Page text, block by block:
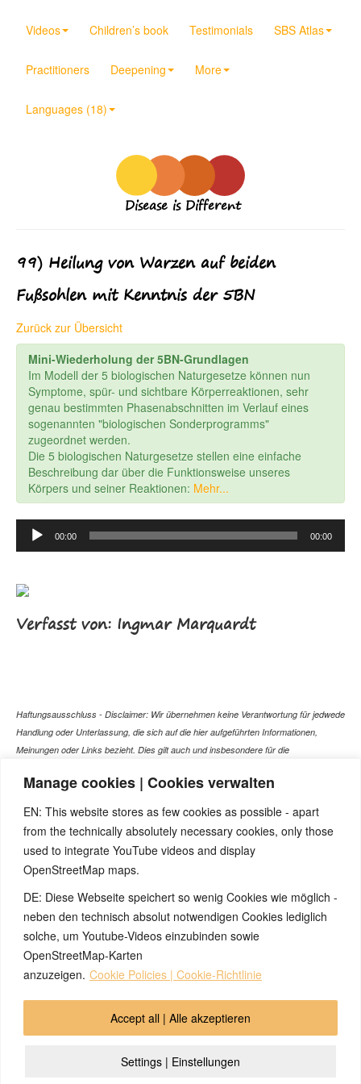
Manage cookies | Cookies verwalten
EN: This website stores as few cookies as possible - apart
from the technically absolutely necessary cookies, only those
used to integrate YouTube videos and display
OpenStreetMap maps.
DE: Diese Webseite speichert so wenig Cookies wie möglich -
neben den technisch absolut notwendigen Cookies lediglich
solche, um Youtube-Videos einzubinden sowie
OpenStreetMap-Karten
anzuzeigen. Cookie Policies | Cookie-Richtlinie
Settings | Einstellungen
Accept all | Alle akzeptieren
Videos Children’s book Testimonials SBS Atlas
Practitioners Deepening More
Languages (18)
Disease is Different
99) Heilung von Warzen auf beiden
Fußsohlen mit Kenntnis der 5BN
Zurück zur Übersicht
Mini-Wiederholung der 5BN-Grundlagen
Im Modell der 5 biologischen Naturgesetze können nun
Symptome, spür- und sichtbare Körperreaktionen, sehr
genau bestimmten Phasenabschnitten im Verlauf eines
sogenannten "biologischen Sonderprogramms"
zugeordnet werden.
Die 5 biologischen Naturgesetze stellen eine einfache
Beschreibung dar über die Funktionsweise unseres
Körpers und seiner Reaktionen: Mehr...
Audio
Player
00:00 00:00
Verfasst von: Ingmar Marquardt
Haftungsausschluss - Disclaimer: Wir übernehmen keine Verantwortung für jedwede
Handlung oder Unterlassung, die sich auf die hier aufgeführten Informationen,
Meinungen oder Links bezieht. Dies gilt auch und insbesondere für die
Gespräch mit dem Arzt Ihres Vertrauens darstellen können. Bei den Texten auf
Versuch einer Diagnose oder Behandlung! Wir übernehmen keinerlei Gewähr für die
Korrektheit, Aktualität, Vollständigkeit oder Qualität der Informationen auf dieser
Website. Zusätzlich müssen wir jede Haftung oder Garantie ausschließen. Dies gilt
auch für alle Verweise (Links), die direkt oder indirekt angeboten werden. Wir
können für die Inhalte solcher externen Sites, die Sie mittels eines Links oder
sonstiger Hinweise erreichen, keine Verantwortung übernehmen. Ferner haften wir
nicht für direkte oder indirekte Schäden, die auf Informationen zurückgeführt werden
können, die auf diesen externen Websites stehen
© 2026 by Ingmar Marquardt
Impressum Privacy Policy
Cookie Policy (EU)